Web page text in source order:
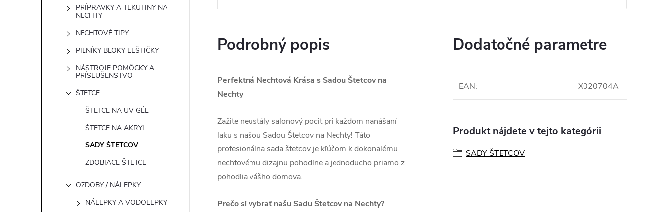
PRÍPRAVKY A TEKUTINY NA
NECHTY
NECHTOVÉ TIPY
PILNÍKY BLOKY LEŠTIČKY
NÁSTROJE POMÔCKY A
PRÍSLUŠENSTVO
ŠTETCE
ŠTETCE NA UV GÉL
ŠTETCE NA AKRYL
SADY ŠTETCOV
ZDOBIACE ŠTETCE
OZDOBY / NÁLEPKY
NÁLEPKY A VODOLEPKY
Podrobný popis
Perfektná Nechtová Krása s Sadou Štetcov na
Nechty
Zažite neustály salonový pocit pri každom nanášaní
laku s našou Sadou Štetcov na Nechty! Táto
profesionálna sada štetcov je kľúčom k dokonalému
nechtovému dizajnu pohodlne a jednoducho priamo z
pohodlia vášho domova.
Prečo si vybrať našu Sadu Štetcov na Nechty?
Dodatočné parametre
EAN: X020704A
Produkt nájdete v tejto kategórii
SADY ŠTETCOV